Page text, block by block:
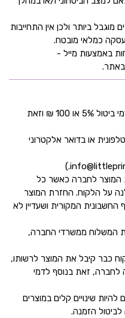
מוגבל ביותר ולכן אין התחייבות
כמלאי מובטח.
באמצעות מייל -
מדיניות ביטול היא מיום קבלת המוצר ודמי ביטול 5% או 100 ₪ וזאת
או בדואר אלקטרוני
המוצר לחברה כאשר כל
על הלקוח. החזרת המוצר
המקורית ושעדיין לא
המשלוח ממשרדי החברה,
כבר קיבל את המוצר לרשותו,
לחברה, זאת בנוסף לדמי
שינויים קלים במוצרים
לביטול הזמנה.